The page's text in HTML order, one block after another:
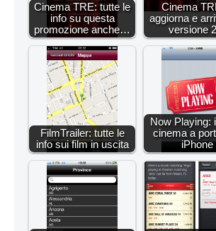
Cinema TRE: tutte le
info su questa
promozione anche…
Cinema
aggiorna e
versione
FilmTrailer: tutte le
info sui film in uscita
Now Playing:
cinema a
iPhone